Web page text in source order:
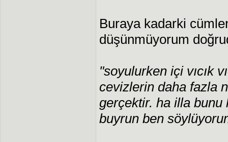
Buraya kadarki
düşünmüyorum
"soyulurken içi vıcık
cevizlerin daha fazla
gerçektir. ha illa
buyrun ben